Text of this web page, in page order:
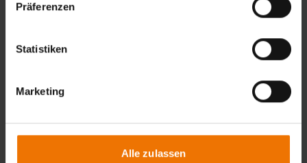
Präferenzen
Statistiken
Marketing
Alle zulassen
Anfragen
Feststellung und Basistraining
Schweißen